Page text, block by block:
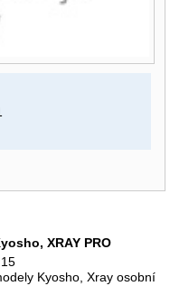
XRAY PRO
Kyosho, Xray osobní